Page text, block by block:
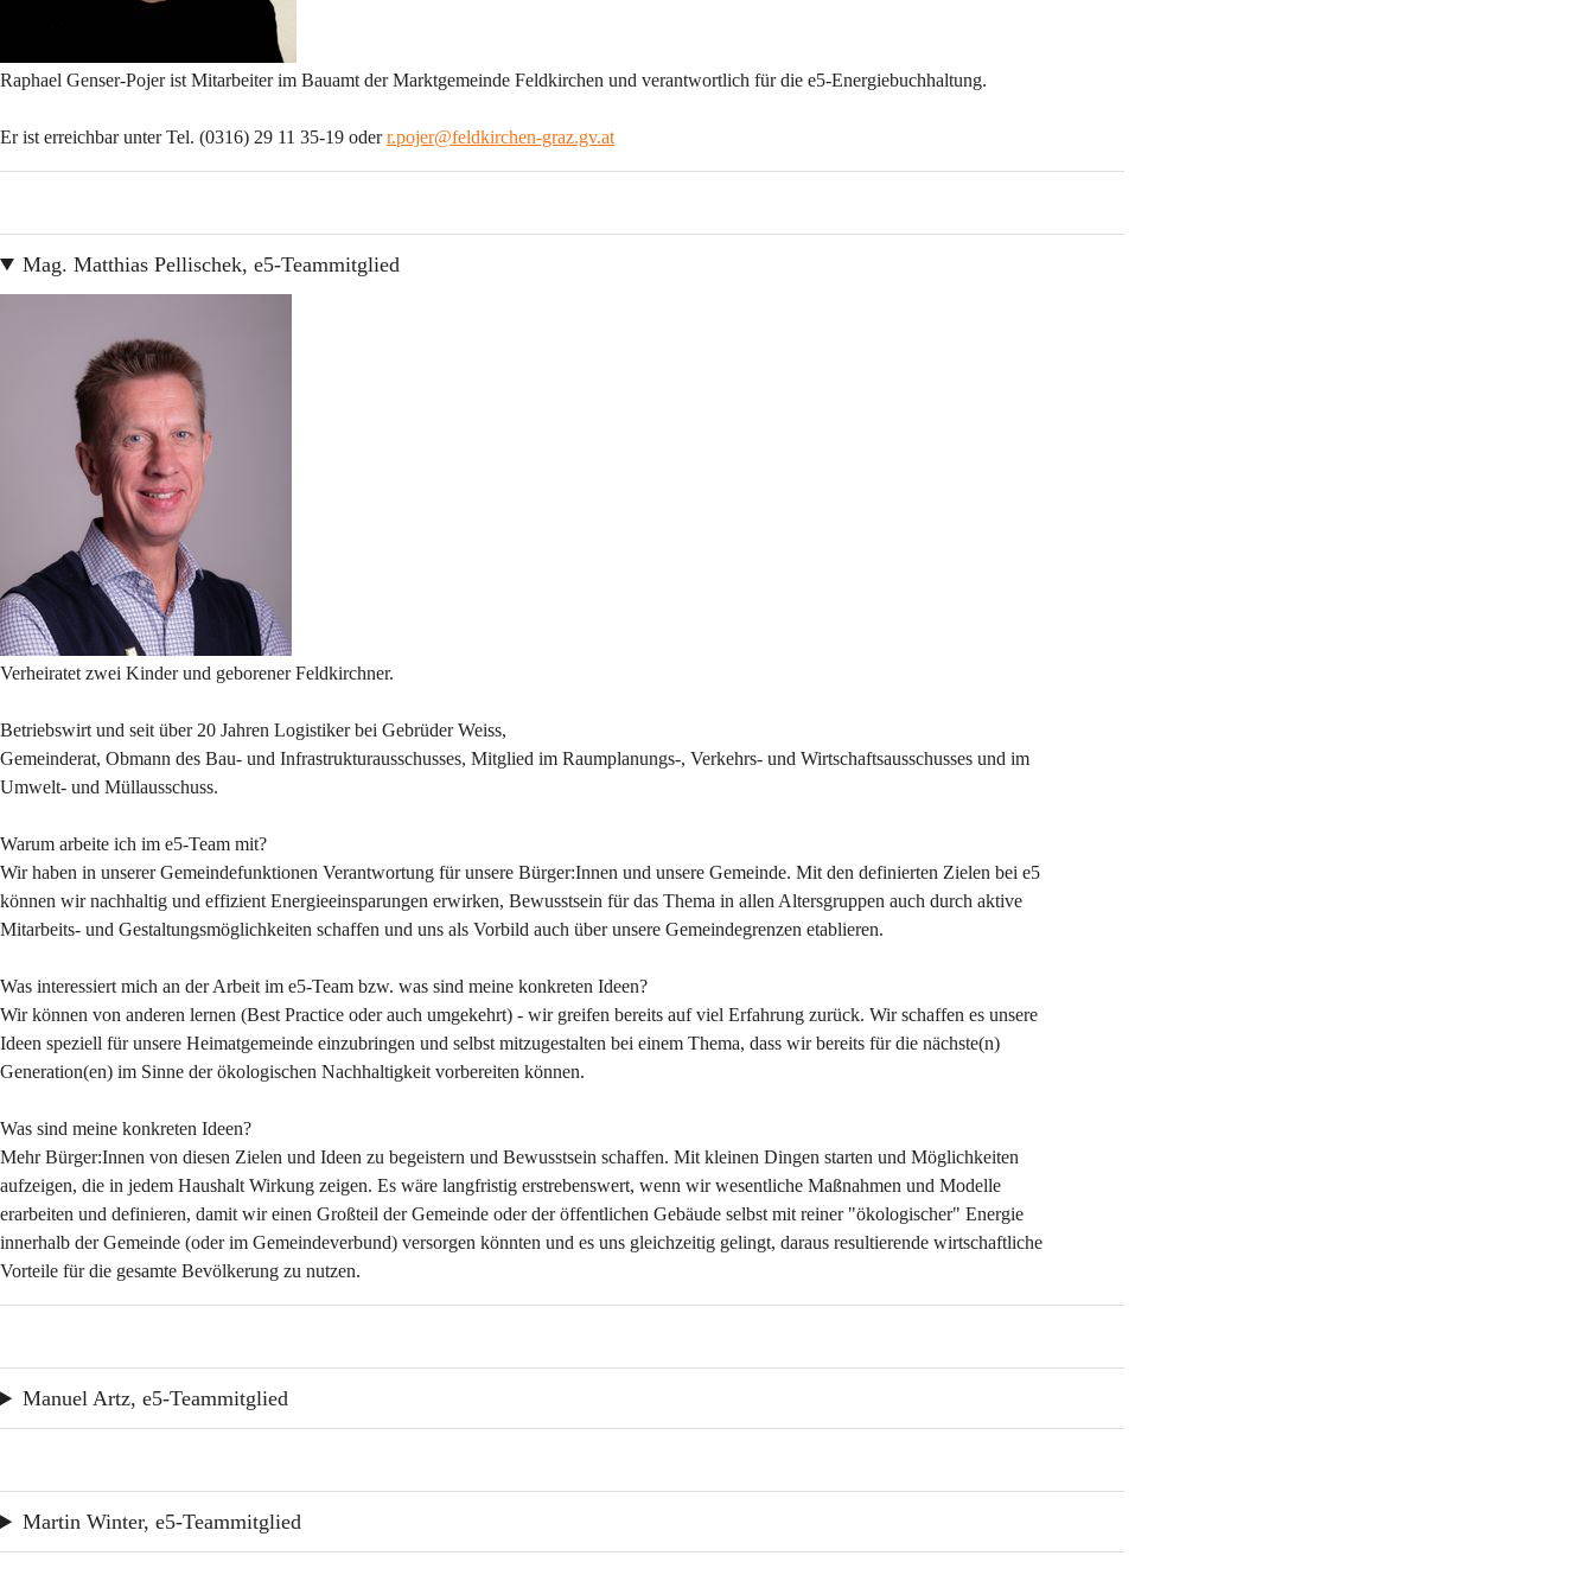
Raphael Genser-Pojer ist Mitarbeiter im Bauamt der Marktgemeinde Feldkirchen und verantwortlich für die e5-Energiebuchhaltung.
Er ist erreichbar unter Tel. (0316) 29 11 35-19 oder r.pojer@feldkirchen-graz.gv.at
Mag. Matthias Pellischek, e5-Teammitglied
Verheiratet zwei Kinder und geborener Feldkirchner.
Betriebswirt und seit über 20 Jahren Logistiker bei Gebrüder Weiss,
Gemeinderat, Obmann des Bau- und Infrastrukturausschusses, Mitglied im Raumplanungs-, Verkehrs- und Wirtschaftsausschusses und im
Umwelt- und Müllausschuss.
Warum arbeite ich im e5-Team mit?
Wir haben in unserer Gemeindefunktionen Verantwortung für unsere Bürger:Innen und unsere Gemeinde. Mit den definierten Zielen bei e5
können wir nachhaltig und effizient Energieeinsparungen erwirken, Bewusstsein für das Thema in allen Altersgruppen auch durch aktive
Mitarbeits- und Gestaltungsmöglichkeiten schaffen und uns als Vorbild auch über unsere Gemeindegrenzen etablieren.
Was interessiert mich an der Arbeit im e5-Team bzw. was sind meine konkreten Ideen?
Wir können von anderen lernen (Best Practice oder auch umgekehrt) - wir greifen bereits auf viel Erfahrung zurück. Wir schaffen es unsere
Ideen speziell für unsere Heimatgemeinde einzubringen und selbst mitzugestalten bei einem Thema, dass wir bereits für die nächste(n)
Generation(en) im Sinne der ökologischen Nachhaltigkeit vorbereiten können.
Was sind meine konkreten Ideen?
Mehr Bürger:Innen von diesen Zielen und Ideen zu begeistern und Bewusstsein schaffen. Mit kleinen Dingen starten und Möglichkeiten
aufzeigen, die in jedem Haushalt Wirkung zeigen. Es wäre langfristig erstrebenswert, wenn wir wesentliche Maßnahmen und Modelle
erarbeiten und definieren, damit wir einen Großteil der Gemeinde oder der öffentlichen Gebäude selbst mit reiner "ökologischer" Energie
innerhalb der Gemeinde (oder im Gemeindeverbund) versorgen könnten und es uns gleichzeitig gelingt, daraus resultierende wirtschaftliche
Vorteile für die gesamte Bevölkerung zu nutzen.
Manuel Artz, e5-Teammitglied
Martin Winter, e5-Teammitglied